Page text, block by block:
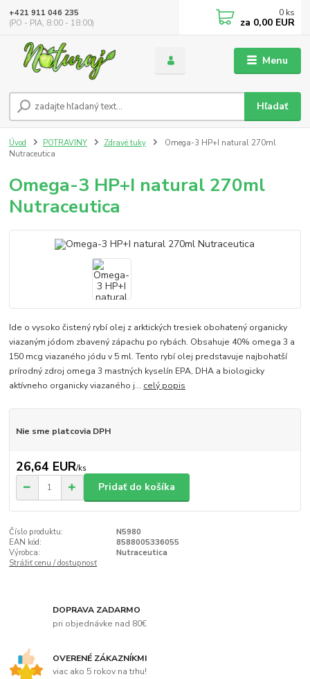
Menu
Hľadať
+421 911 046 235
(PO - PIA, 8:00 - 18:00)
0 ks
za 0,00 EUR
Úvod POTRAVINY Zdravé tuky
Omega-3 HP+I natural 270ml
Nutraceutica
Omega-3 HP+I natural 270ml
Nutraceutica
Ide o vysoko čistený rybí olej z arktických tresiek obohatený organicky
viazaným jódom zbavený zápachu po rybách. Obsahuje 40% omega 3 a
150 mcg viazaného jódu v 5 ml. Tento rybí olej predstavuje najbohatší
prírodný zdroj omega 3 mastných kyselín EPA, DHA a biologicky
aktívneho organicky viazaného j... celý popis
Nie sme platcovia DPH
26,64 EUR/ks
Pridať do košíka
Číslo produktu:
N5980
EAN kód:
8588005336055
Výrobca:
Nutraceutica
Strážiť cenu / dostupnosť
DOPRAVA ZADARMO
pri objednávke nad 80€
OVERENÉ ZÁKAZNÍKMI
viac ako 5 rokov na trhu!